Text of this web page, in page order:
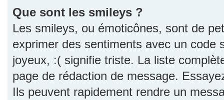
Que sont les smileys ?
Les smileys, ou émoticônes, sont de
exprimer des sentiments avec un code
joyeux, :( signifie triste. La liste
page de rédaction de message.
Ils peuvent rapidement rendre un